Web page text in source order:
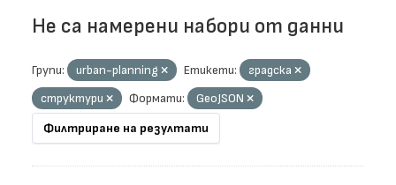
Не са намерени набори от данни
Групи: urban-planning Етикети:
градска
структури
Формати:
GeoJSON
Филтриране на резултати